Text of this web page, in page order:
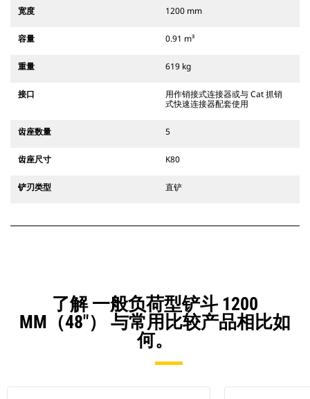
宽度 1200 mm
容量 0.91 m³
重量 619 kg
接口
用作销接式连接器或与 Cat 抓销
式快速连接器配套使用
齿座数量 5
齿座尺寸 K80
铲刃类型 直铲
了解 一般负荷型铲斗 1200
MM（48"） 与常用比较产品相比如
何。